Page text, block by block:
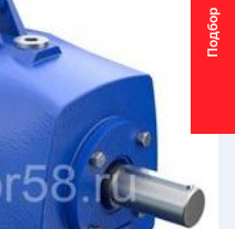
П
о
д
б
о
р
м
о
т
о
р
-
р
е
д
у
к
т
о
р